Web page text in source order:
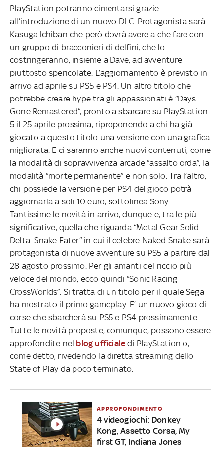
PlayStation potranno cimentarsi grazie
all’introduzione di un nuovo DLC. Protagonista sarà
Kasuga Ichiban che però dovrà avere a che fare con
un gruppo di bracconieri di delfini, che lo
costringeranno, insieme a Dave, ad avventure
piuttosto spericolate. L’aggiornamento è previsto in
arrivo ad aprile su PS5 e PS4. Un altro titolo che
potrebbe creare hype tra gli appassionati è “Days
Gone Remastered”, pronto a sbarcare su PlayStation
5 il 25 aprile prossima, riproponendo a chi ha già
giocato a questo titolo una versione con una grafica
migliorata. E ci saranno anche nuovi contenuti, come
la modalità di sopravvivenza arcade “assalto orda”, la
modalità “morte permanente” e non solo. Tra l’altro,
chi possiede la versione per PS4 del gioco potrà
aggiornarla a soli 10 euro, sottolinea Sony.
Tantissime le novità in arrivo, dunque e, tra le più
significative, quella che riguarda “Metal Gear Solid
Delta: Snake Eater” in cui il celebre Naked Snake sarà
protagonista di nuove avventure su PS5 a partire dal
28 agosto prossimo. Per gli amanti del riccio più
veloce del mondo, ecco quindi “Sonic Racing
CrossWorlds”. Si tratta di un titolo per il quale Sega
ha mostrato il primo gameplay. E’ un nuovo gioco di
corse che sbarcherà su PS5 e PS4 prossimamente.
Tutte le novità proposte, comunque, possono essere
approfondite nel blog ufficiale di PlayStation o,
come detto, rivedendo la diretta streaming dello
State of Play da poco terminato.
APPROFONDIMENTO
4 videogiochi: Donkey
Kong, Assetto Corsa, My
first GT, Indiana Jones